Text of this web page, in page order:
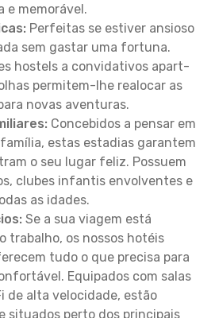
e memorável.
Perfeitas se estiver ansioso
sem gastar uma fortuna.
hostels a convidativos apart-
permitem-lhe realocar as
novas aventuras.
Concebidos a pensar em
estas estadias garantem
o seu lugar feliz. Possuem
clubes infantis envolventes e
as idades.
Se a sua viagem está
trabalho, os nossos hotéis
tudo o que precisa para
Equipados com salas
de alta velocidade, estão
situados perto dos principais